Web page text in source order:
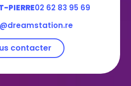
PIERRE02 62 83 95 69
contacter